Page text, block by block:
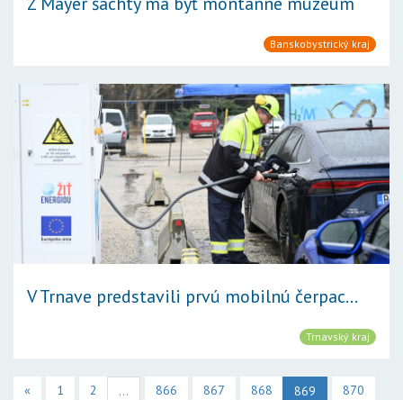
Banskobystrický kraj
V Trnave predstavili prvú mobilnú čerpac...
Trnavský kraj
« 1 2 ... 866 867 868 869
870